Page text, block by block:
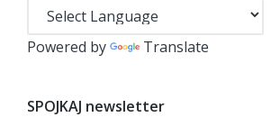
Powered by Translate
SPOJKAJ newsletter